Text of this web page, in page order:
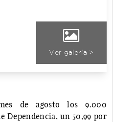
Ver galería >
de agosto los 9.000
Dependencia, un 50,99 por